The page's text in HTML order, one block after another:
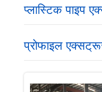
प्लास्टिक पाइप
प्रोफाइल